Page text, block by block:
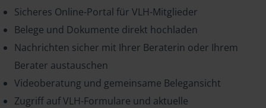
Sicheres Online-Portal für VLH-Mitglieder
Belege und Dokumente direkt hochladen
Nachrichten sicher mit Ihrer Beraterin oder Ihrem
Berater austauschen
Videoberatung und gemeinsame Belegansicht
Zugriff auf VLH-Formulare und aktuelle